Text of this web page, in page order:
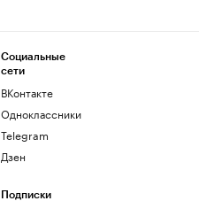
Социальные
сети
ВКонтакте
Одноклассники
Telegram
Дзен
Подписки